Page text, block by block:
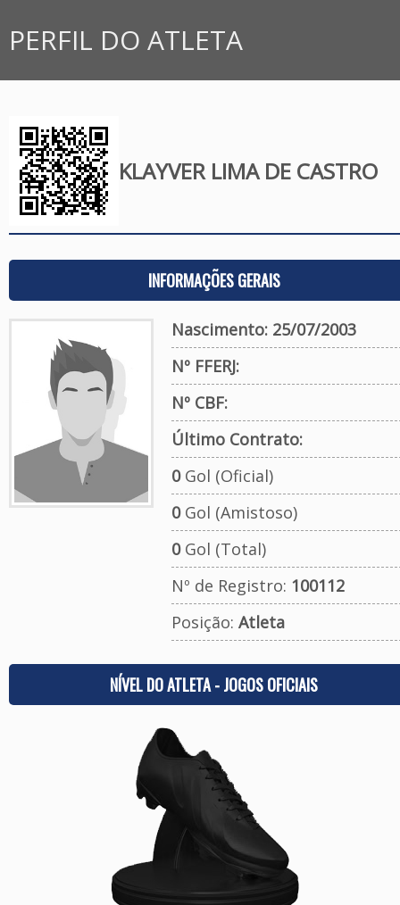
PERFIL DO ATLETA
KLAYVER LIMA DE CASTRO
INFORMAÇÕES GERAIS
Nascimento: 25/07/2003
Nº FFERJ:
Nº CBF:
Último Contrato:
0Gol (Oficial)
0Gol (Amistoso)
0Gol (Total)
Nº de Registro: 100112
Posição: Atleta
NÍVEL DO ATLETA - JOGOS OFICIAIS